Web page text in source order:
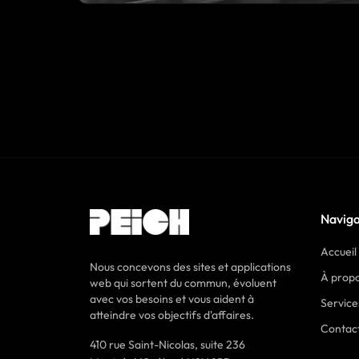
Nous concevons des sites et applications
web qui sortent du commun, évoluent
avec vos besoins et vous aident à
atteindre vos objectifs d'affaires.
410 rue Saint-Nicolas, suite 236
Accueil
À